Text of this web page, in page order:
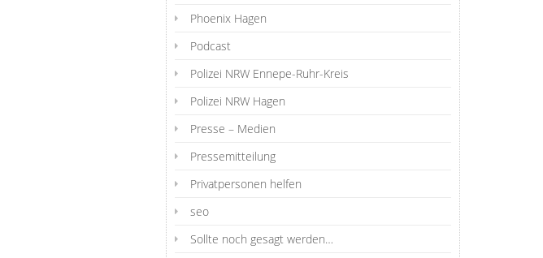
Phoenix Hagen
Podcast
Polizei NRW Ennepe-Ruhr-Kreis
Polizei NRW Hagen
Presse – Medien
Pressemitteilung
Privatpersonen helfen
seo
Sollte noch gesagt werden…